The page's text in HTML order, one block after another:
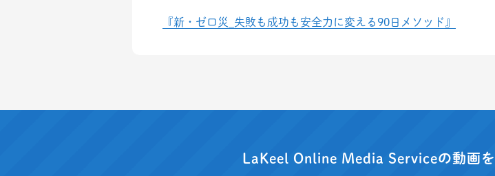
『新・ゼロ災_失敗も成功も安全力に変える90日メソッド』
LaKeel Online Media Serviceの動画を